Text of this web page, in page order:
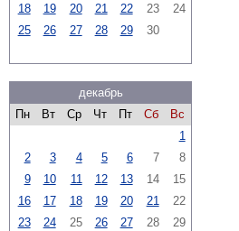
18
19 20 21 22 23
24
25
26 27 28 29 30
декабрь
Пн
Вт Ср Чт Пт Сб
Вс
1
2
3 4 5 6 7
8
9
10 11 12 13 14
15
16
17 18 19 20 21
22
23
24 25 26 27 28
29